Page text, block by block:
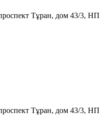
Тұран, дом 43/3, НП
Тұран, дом 43/3, НП